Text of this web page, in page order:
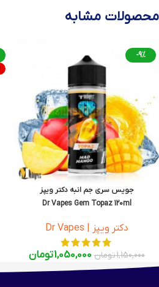
محصولات مشابه
-9%
جویس سری جم انبه دکتر ویپز
Dr Vapes Gem Topaz 120ml
دکتر ویپز | Dr Vapes
1,150,000تومان 1,050,000تومان